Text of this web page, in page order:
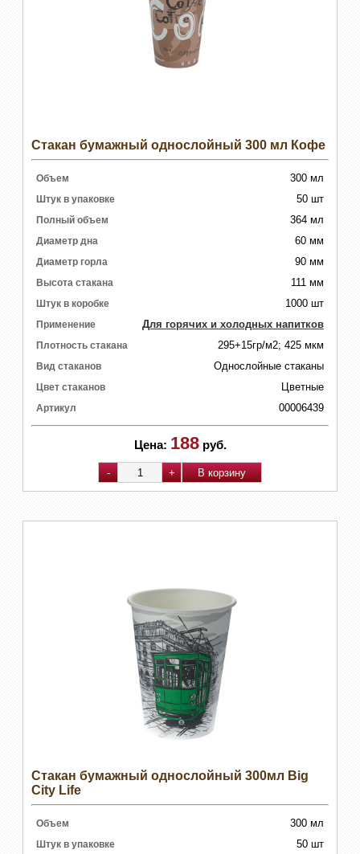
Стакан бумажный однослойный 300 мл Кофе
Объем 300 мл
Штук в упаковке 50 шт
Полный объем 364 мл
Диаметр дна 60 мм
Диаметр горла 90 мм
Высота стакана 111 мм
Штук в коробке 1000 шт
Применение Для горячих и холодных напитков
Плотность стакана 295+15гр/м2; 425 мкм
Вид стаканов Однослойные стаканы
Цвет стаканов Цветные
Артикул 00006439
Цена: 188 руб.
Стакан бумажный однослойный 300мл Big
City Life
Объем 300 мл
Штук в упаковке 50 шт